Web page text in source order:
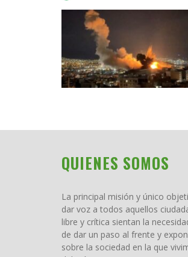
QUIENES SOMOS
La principal misión y único
dar voz a todos aquellos
libre y crítica sientan la
de dar un paso al frente y
sobre la sociedad en la que